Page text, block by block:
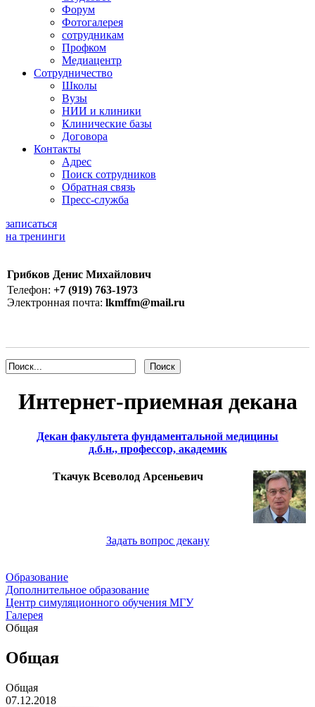
Форум
Фотогалерея
сотрудникам
Профком
Медиацентр
Сотрудничество
Школы
Вузы
НИИ и клиники
Клинические базы
Договора
Контакты
Адрес
Поиск сотрудников
Обратная связь
Пресс-служба
записаться
на тренинги
Грибков Денис Михайлович
Телефон: +7 (919) 763-1973
Электронная почта: lkmffm@mail.ru
Интернет-приемная декана
Декан факультета фундаментальной медицины
д.б.н., профессор, академик
Ткачук Всеволод Арсеньевич
Задать вопрос декану
Образование
Дополнительное образование
Центр симуляционного обучения МГУ
Галерея
Общая
Общая
Общая
07.12.2018